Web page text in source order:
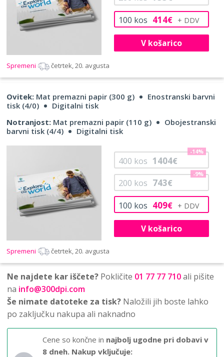
100 kos 414€
V košarico
Spremeni četrtek, 20. avgusta
Ovitek: Mat premazni papir (300 g)
Enostranski barvni
tisk (4/0)
Digitalni tisk
Notranjost: Mat premazni papir (110 g)
Obojestranski
barvni tisk (4/4)
Digitalni tisk
100 kos 409€
200 kos 743€
-9%
400 kos 1404€
-14%
V košarico
Spremeni četrtek, 20. avgusta
Ne najdete kar iščete? Pokličite 01 77 77 710ali pišite
na info@300dpi.com
Še nimate datoteke za tisk? Naložili jih boste lahko
po zaključku nakupa ali naknadno
Cene so končne in najbolj ugodne pri dobavi v
8 dneh. Nakup vključuje: